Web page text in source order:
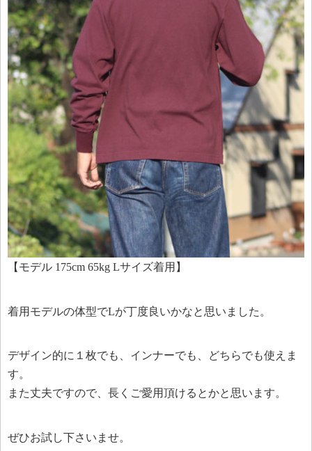
【モデル 175cm 65kg Lサイズ着用】
着用モデルの体型でLが丁度良いかなと思いました。
デザイン的に１枚でも、インナーでも、どちらでも使えま
す。
また丈夫ですので、長くご愛用頂けるとかと思います。
ぜひお試し下さいませ。